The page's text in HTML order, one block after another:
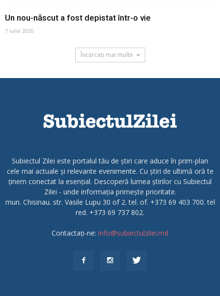
Un nou-născut a fost depistat într-o vie
7 iulie 2020
Încărcați mai multe
Subiectul Zilei este portalul tău de știri care aduce în prim-plan
cele mai actuale și relevante evenimente. Cu știri de ultimă oră te
ținem conectat la esențial. Descoperă lumea știrilor cu Subiectul
Zilei - unde informația primește prioritate.
mun. Chisinau. str. Vasile Lupu 30 of 2. tel. of. +373 69 403 700. tel
red. +373 69 737 802.
Contactați-ne: info@subiectulzilei.md